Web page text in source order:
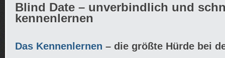
Blind Date – unverbindlich und
kennenlernen
Das Kennenlernen – die größte Hürde bei